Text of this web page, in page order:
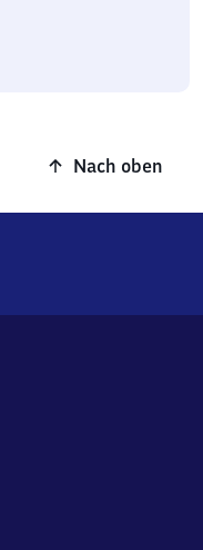
Nach oben